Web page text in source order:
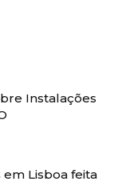
Instalações
Lisboa feita